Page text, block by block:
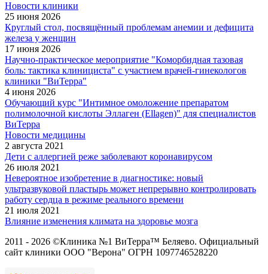
Новости клиники
25 июня 2026
Круглый стол, посвящённый проблемам анемии и дефицита
железа у женщин
17 июня 2026
Научно-практическое мероприятие "Коморбидная тазовая
боль: тактика клинициста" с участием врачей-гинекологов
клиники "ВиТерра"
4 июня 2026
Обучающий курс "Интимное омоложение препаратом
полимолочной кислоты Эллаген (Ellagen)" для специалистов
ВиТерра
Новости медицины
2 августа 2021
Дети с аллергией реже заболевают коронавирусом
26 июля 2021
Невероятное изобретение в диагностике: новый
ультразвуковой пластырь может непрерывно контролировать
работу сердца в режиме реального времени
21 июля 2021
Влияние изменения климата на здоровье мозга
2011 - 2026 ©Клиника №1 ВиТерра™ Беляево. Официальный
сайт клиники ООО "Верона" ОГРН 1097746528220